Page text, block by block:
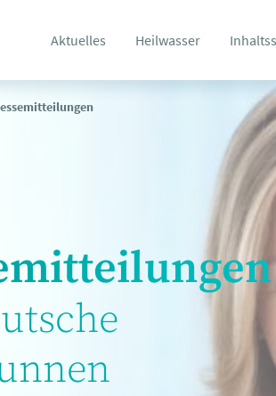
Aktuelles Heilwasser